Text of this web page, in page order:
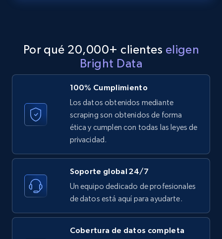
text, Date posted, and more.
11.3K+ 1.5K+ Prueba gratuita
LinkedIn posts - Discover new posts
URL, ID, User id, Use url, Title, Headline, Post
11.3K+ 1.5K+ Prueba gratuita
Por qué 20,000+ clientes eligen
Bright Data
100% Cumplimiento
Los datos obtenidos mediante
scraping son obtenidos de forma
ética y cumplen con todas las leyes de
privacidad.
Soporte global 24/7
Un equipo dedicado de profesionales
de datos está aquí para ayudarte.
Cobertura de datos completa